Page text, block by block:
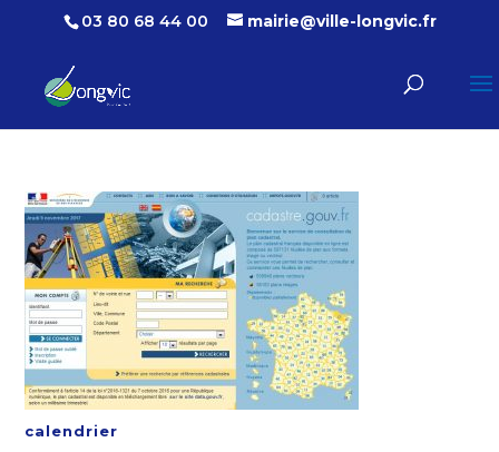
03 80 68 44 00 mairie@ville-longvic.fr
calendrier